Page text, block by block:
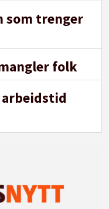
som trenger
folk